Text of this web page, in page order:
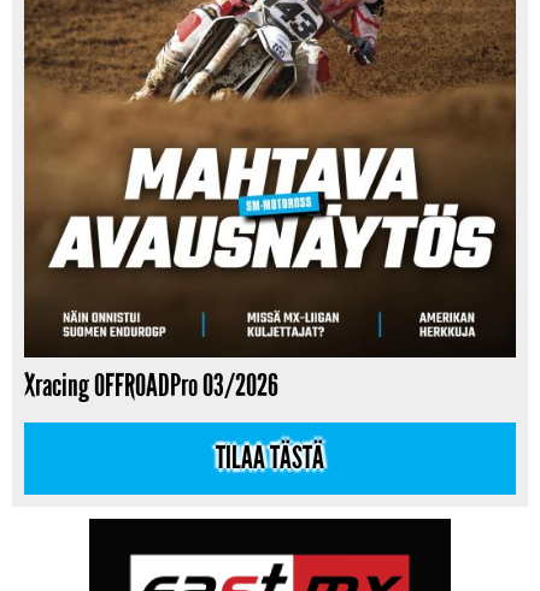
Xracing OFFROADPro 03/2026
TILAA TÄSTÄ